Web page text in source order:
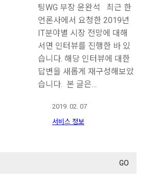
팅WG 부장 윤완석 최근 한
언론사에서 요청한 2019년
IT분야별 시장 전망에 대해
서면 인터뷰를 진행한 바 있
습니다. 해당 인터뷰에 대한
답변을 새롭게 재구성해보았
습니다. 본 글은…
2019. 02. 07
서비스 정보